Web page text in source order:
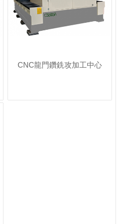
CNC龍門鑽銑攻加工中心